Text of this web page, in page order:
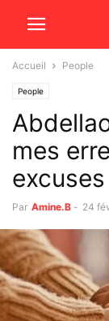
Accueil People
People
mes
excuses
Par Amine.B - 24